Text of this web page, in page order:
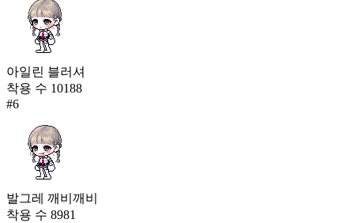
아일린 블러셔
착용 수 10188
#6
발그레 깨비깨비
착용 수 8981